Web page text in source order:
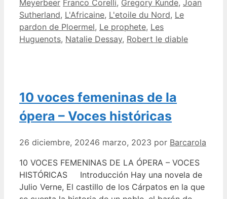
Categorías
Meyerbeer Etiquetas
Franco Corelli, Gregory Kunde, Joan
Sutherland, L'Africaine, L'etoile du Nord, Le
pardon de Ploermel, Le prophete, Les
Huguenots, Natalie Dessay, Robert le diable
10 voces femeninas de la
ópera – Voces históricas
26 diciembre, 20246 marzo, 2023 por Barcarola
10 VOCES FEMENINAS DE LA ÓPERA – VOCES
HISTÓRICAS Introducción Hay una novela de
Julio Verne, El castillo de los Cárpatos en la que